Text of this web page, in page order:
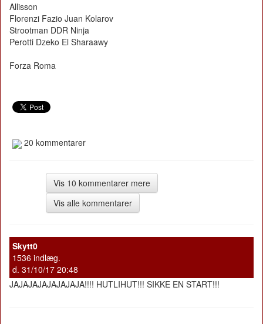
Allisson
Florenzi Fazio Juan Kolarov
Strootman DDR Ninja
Perotti Dzeko El Sharaawy
Forza Roma
20 kommentarer
Vis 10 kommentarer mere
Vis alle kommentarer
Skytt0
1536 indlæg.
d. 31/10/17 20:48
JAJAJAJAJAJAJAJA!!!! HUTLIHUT!!! SIKKE EN START!!!